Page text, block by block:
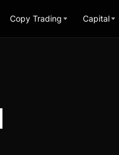
Copy Trading Capital